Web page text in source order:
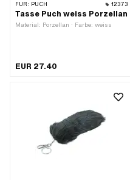
FÜR: PUCH 12373
Tasse Puch weiss Porzellan
Material: Porzellan · Farbe: weiss
EUR 27.40